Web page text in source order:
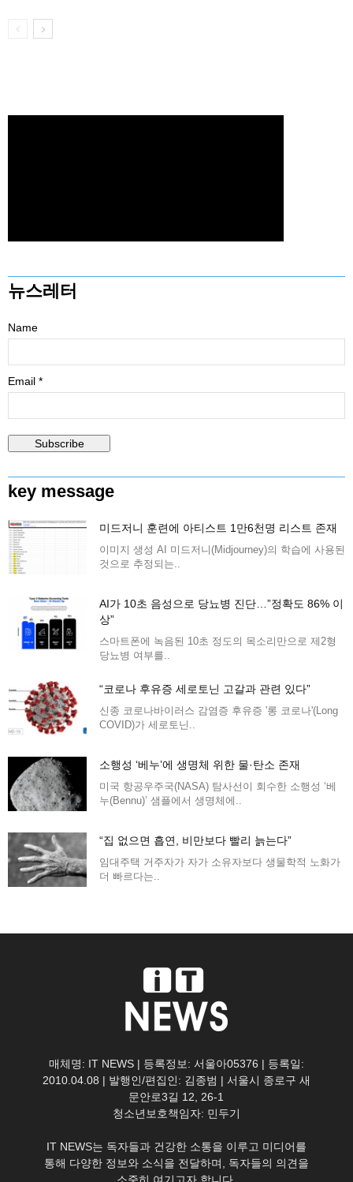
뉴스레터
Name
Email *
key message
미드저니 훈련에 아티스트 1만6천명 리스트 존재
이미지 생성 AI 미드저니(Midjourney)의 학습에 사용된
것으로 추정되는..
AI가 10초 음성으로 당뇨병 진단…”정확도 86% 이
상”
스마트폰에 녹음된 10초 정도의 목소리만으로 제2형
당뇨병 여부를..
“코로나 후유증 세로토닌 고갈과 관련 있다”
신종 코로나바이러스 감염증 후유증 '롱 코로나'(Long
COVID)가 세로토닌..
소행성 ‘베누’에 생명체 위한 물·탄소 존재
미국 항공우주국(NASA) 탐사선이 회수한 소행성 ‘베
누(Bennu)’ 샘플에서 생명체에..
“집 없으면 흡연, 비만보다 빨리 늙는다”
임대주택 거주자가 자가 소유자보다 생물학적 노화가
더 빠르다는..
매체명: IT NEWS | 등록정보: 서울아05376 | 등록일:
2010.04.08 | 발행인/편집인: 김종범 | 서울시 종로구 새
문안로3길 12, 26-1
청소년보호책임자: 민두기
IT NEWS는 독자들과 건강한 소통을 이루고 미디어를
통해 다양한 정보와 소식을 전달하며, 독자들의 의견을